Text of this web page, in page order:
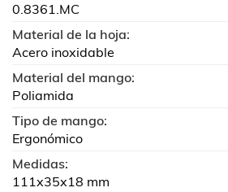
0.8361.MC
Material de la hoja:
Acero inoxidable
Material del mango:
Poliamida
Tipo de mango:
Ergonómico
Medidas:
111x35x18 mm